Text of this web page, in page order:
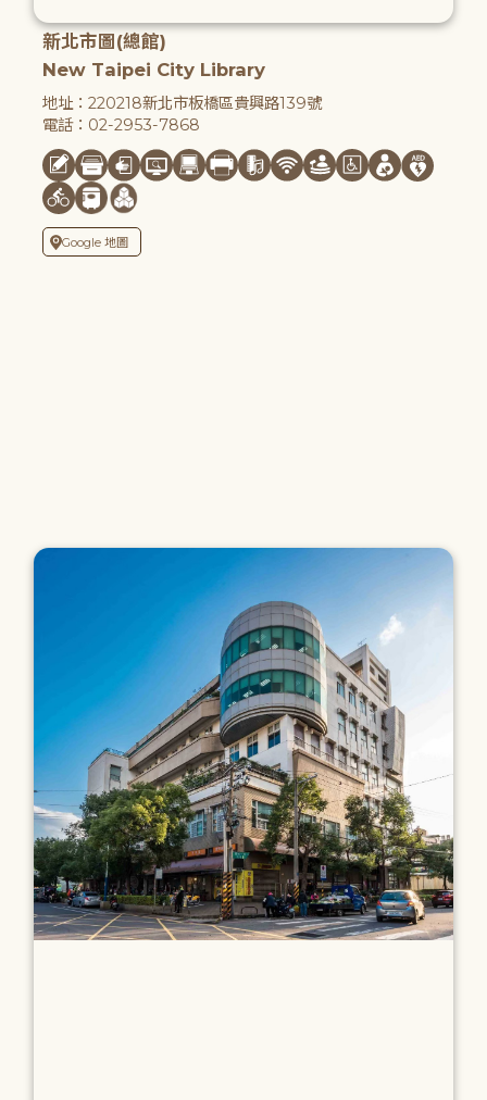
新北市圖(總館)
New Taipei City Library
地址：220218新北市板橋區貴興路139號
電話：02-2953-7868
Google 地圖